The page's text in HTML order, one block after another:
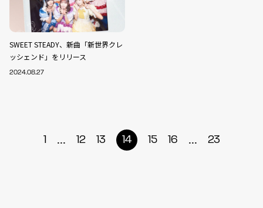
SWEET STEADY、新曲「新世界クレ
ッシェンド」をリリース
2024.08.27
1 ... 12 13 14 15 16 ... 23